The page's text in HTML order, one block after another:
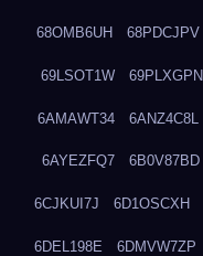
68OMB6UH 68PDCJPV
69LSOT1W 69PLXGPN
6AMAWT34 6ANZ4C8L
6AYEZFQ7 6B0V87BD
6CJKUI7J 6D1OSCXH
6DEL198E 6DMVW7ZP